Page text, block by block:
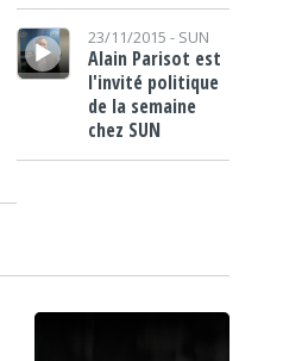
Lecteur audio
23/11/2015 - SUN
Alain Parisot est
l'invité politique
de la semaine
chez SUN